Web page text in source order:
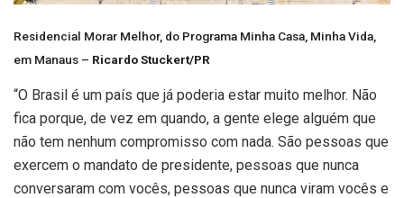
Residencial Morar Melhor, do Programa Minha Casa, Minha Vida,
em Manaus – Ricardo Stuckert/PR
“O Brasil é um país que já poderia estar muito melhor. Não
fica porque, de vez em quando, a gente elege alguém que
não tem nenhum compromisso com nada. São pessoas que
exercem o mandato de presidente, pessoas que nunca
conversaram com vocês, pessoas que nunca viram vocês e